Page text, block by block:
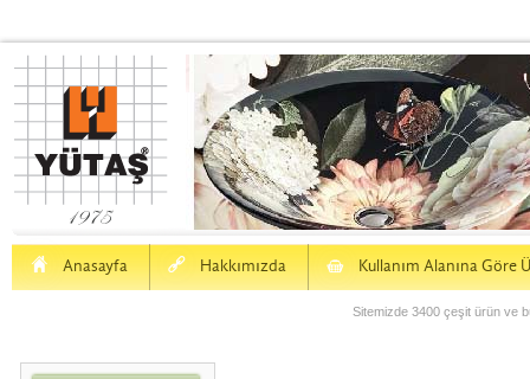
Anasayfa
H Hakkımızda
a Kullanım Alanına Göre
S
Sitemizde 3400 çeşit ürün ve